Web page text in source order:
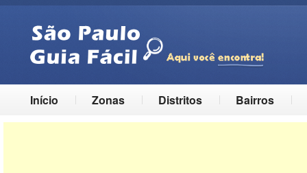
Início Zonas Distritos Bairros